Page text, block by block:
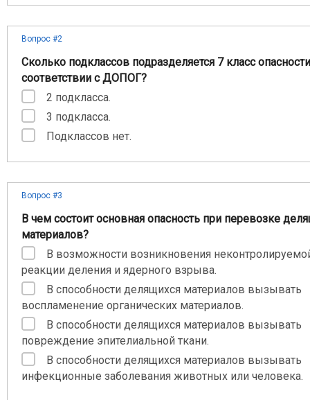
Вопрос #2
Сколько подклассов подразделяется 7 класс
соответствии с ДОПОГ?
2 подкласса.
3 подкласса.
Подклассов нет.
Вопрос #3
В чем состоит основная опасность при перевозке
материалов?
В возможности возникновения
реакции деления и ядерного взрыва.
В способности делящихся материалов вызывать
воспламенение органических материалов.
В способности делящихся материалов вызывать
повреждение эпителиальной ткани.
В способности делящихся материалов вызывать
инфекционные заболевания животных или человека.